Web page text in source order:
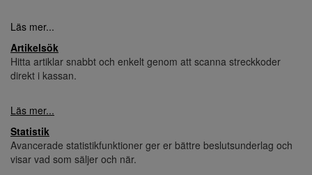
Läs mer...
Artikelsök
Hitta artiklar snabbt och enkelt genom att scanna streckkoder
direkt i kassan.
Läs mer...
Statistik
Avancerade statistikfunktioner ger er bättre beslutsunderlag och
visar vad som säljer och när.